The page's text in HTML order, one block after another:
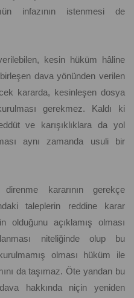
infazının istenmesi de
kesin hüküm hâline
dava yönünden verilen
kararda, kesinleşen dosya
gerekmez. Kaldı ki
ve karışıklıklara da yol
aynı zamanda usuli bir
kararının gerekçe
taleplerin reddine karar
açıklamış olması
niteliğinde olup bu
olması hüküm ile
da taşımaz. Öte yandan bu
hakkında niçin yeniden